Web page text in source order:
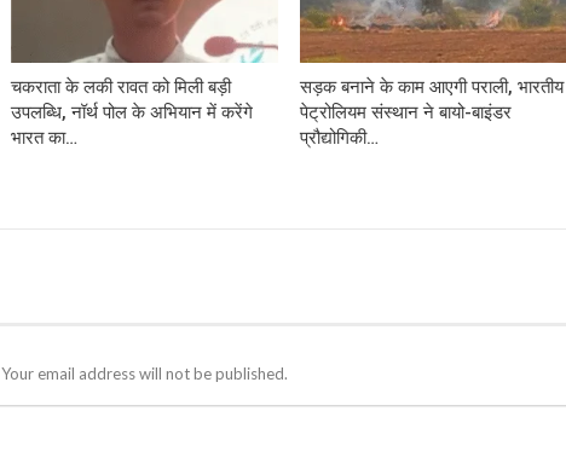
चकराता के लकी रावत को मिली बड़ी
उपलब्धि, नॉर्थ पोल के अभियान में करेंगे
भारत का…
सड़क बनाने के काम आएगी पराली, भारतीय
पेट्रोलियम संस्थान ने बायो-बाइंडर
प्रौद्योगिकी…
Your email address will not be published.